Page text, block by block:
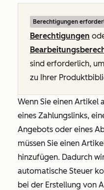
Berechtigungen
Berechtigungen
sind erforderlich,
zu Ihrer
Wenn Sie einen Artikel
eines Zahlungslinks,
Angebots oder eines
müssen Sie einen
hinzufügen. Dadurch
automatische Steuer
bei der Erstellung von